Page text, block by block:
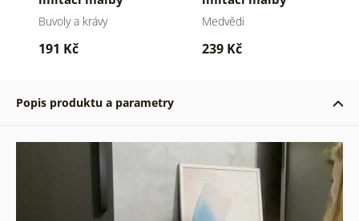
Buvoly a krávy
191 Kč
Medvědi
239 Kč
Popis produktu a parametry